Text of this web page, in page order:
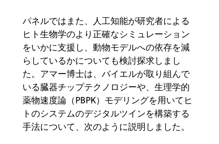
パネルではまた、人工知能が研究者による
ヒト生物学のより正確なシミュレーション
をいかに支援し、動物モデルへの依存を減
らしているかについても検討探求しまし
た。アマー博士は、バイエルが取り組んで
いる臓器チップテクノロジーや、生理学的
薬物速度論（PBPK）モデリングを用いてヒ
トのシステムのデジタルツインを構築する
手法について、次のように説明しました。